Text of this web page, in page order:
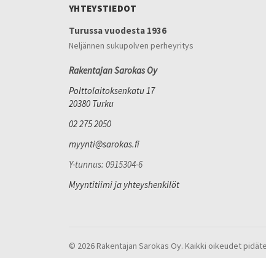
YHTEYSTIEDOT
Turussa vuodesta 1936
Neljännen sukupolven perheyritys
Rakentajan Sarokas Oy
Polttolaitoksenkatu 17
20380 Turku
02 275 2050
myynti@sarokas.fi
Y-tunnus: 0915304-6
Myyntitiimi ja yhteyshenkilöt
© 2026 Rakentajan Sarokas Oy. Kaikki oikeudet